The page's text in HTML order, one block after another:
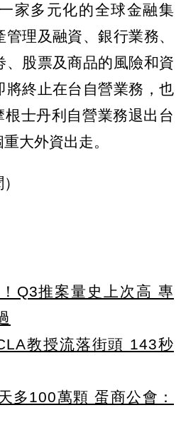
家多元化的全球金融集
理及融資、銀行業務、
、股票及商品的風險和資
將終止在台自營業務，也
士丹利自營業務退出台
大外資出走。
Q3推案量史上次高 專
教授流落街頭 143秒
多100萬顆 蛋商公會：